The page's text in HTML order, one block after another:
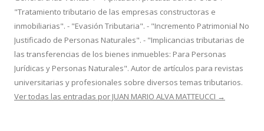
"Tratamiento tributario de las empresas constructoras e
inmobiliarias". - "Evasión Tributaria". - "Incremento Patrimonial No
Justificado de Personas Naturales". - "Implicancias tributarias de
las transferencias de los bienes inmuebles: Para Personas
Jurídicas y Personas Naturales". Autor de artículos para revistas
universitarias y profesionales sobre diversos temas tributarios.
Ver todas las entradas por JUAN MARIO ALVA MATTEUCCI →